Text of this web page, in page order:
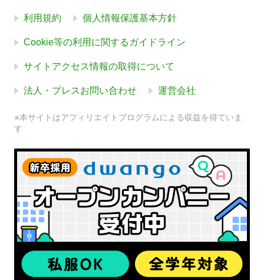
利用規約 個人情報保護基本方針
Cookie等の利用に関するガイドライン
サイトアクセス情報の取得について
法人・プレスお問い合わせ 運営会社
※本サイトはアフィリエイトプログラムによる収益を得ていま
す